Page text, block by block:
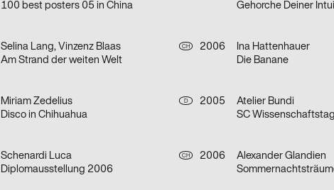
100 best posters 05 in China
Gehorche Deiner
Selina Lang, Vinzenz Blaas CH
2006
Am Strand der weiten Welt
Ina Hattenhauer
Die Banane
Miriam Zedelius D
2005
Disco in Chihuahua
Atelier Bundi
SC
Schenardi Luca CH
2006
Diplomausstellung 2006
Alexander Glandien